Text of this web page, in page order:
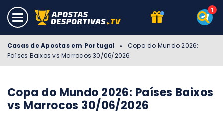
Casas de Apostas em Portugal »
Copa do Mundo 2026:
Países Baixos vs Marrocos 30/06/2026
Copa do Mundo 2026: Países Baixos
vs Marrocos 30/06/2026